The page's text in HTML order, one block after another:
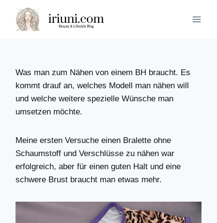
Inhalt
springen
Was man zum Nähen von einem BH braucht. Es
kommt drauf an, welches Modell man nähen will
und welche weitere spezielle Wünsche man
umsetzen möchte.
Meine ersten Versuche einen Bralette ohne
Schaumstoff und Verschlüsse zu nähen war
erfolgreich, aber für einen guten Halt und eine
schwere Brust braucht man etwas mehr.